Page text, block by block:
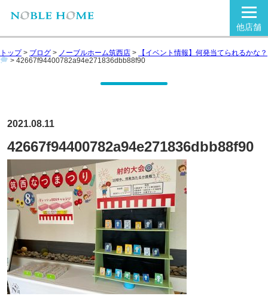
他店舗
トップ> ブログ > ノーブルホーム筑西店 >
【イベント情報】何発当てられるかな？
> 42667f94400782a94e271836dbb88f90
2021.08.11
42667f94400782a94e271836dbb88f90